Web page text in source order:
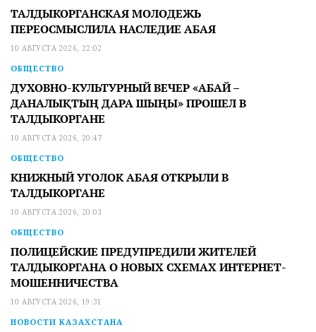
ТАЛДЫКОРГАНСКАЯ МОЛОДЕЖЬ
ПЕРЕОСМЫСЛИЛА НАСЛЕДИЕ АБАЯ
10 АВГУСТА 2026, 22:02
ОБЩЕСТВО
ДУХОВНО-КУЛЬТУРНЫЙ ВЕЧЕР «АБАЙ –
ДАНАЛЫҚТЫҢ ДАРА ШЫҢЫ» ПРОШЕЛ В
ТАЛДЫКОРГАНЕ
10 АВГУСТА 2026, 20:47
ОБЩЕСТВО
КНИЖНЫЙ УГОЛОК АБАЯ ОТКРЫЛИ В
ТАЛДЫКОРГАНЕ
10 АВГУСТА 2026, 20:03
ОБЩЕСТВО
ПОЛИЦЕЙСКИЕ ПРЕДУПРЕДИЛИ ЖИТЕЛЕЙ
ТАЛДЫКОРГАНА О НОВЫХ СХЕМАХ ИНТЕРНЕТ-
МОШЕННИЧЕСТВА
10 АВГУСТА 2026, 19:31
НОВОСТИ КАЗАХСТАНА